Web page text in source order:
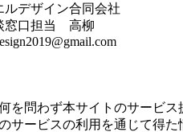
ルデザイン合同会社
窓口担当 高柳
を問わず本サイトのサービ
サービスの利用を通じて得